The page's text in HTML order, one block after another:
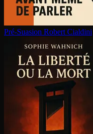
Pré-Suasion Robert Cialdini